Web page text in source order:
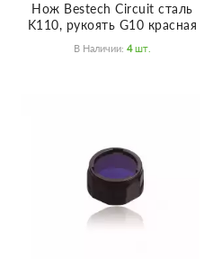
Нож Bestech Circuit сталь
K110, рукоять G10 красная
В Наличии: 4 Шт.